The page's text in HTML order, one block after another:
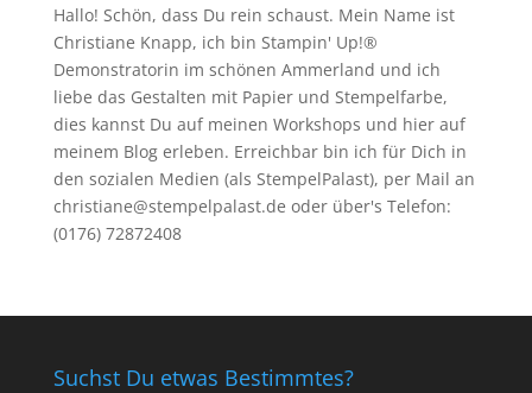
Hallo! Schön, dass Du rein schaust. Mein Name ist
Christiane Knapp, ich bin Stampin' Up!®
Demonstratorin im schönen Ammerland und ich
liebe das Gestalten mit Papier und Stempelfarbe,
dies kannst Du auf meinen Workshops und hier auf
meinem Blog erleben. Erreichbar bin ich für Dich in
den sozialen Medien (als StempelPalast), per Mail an
christiane@stempelpalast.de oder über's Telefon:
(0176) 72872408
Suchst Du etwas Bestimmtes?